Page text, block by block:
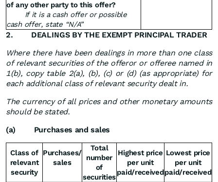
of any other party to this offer?
If it is a cash offer or possible
cash offer, state “N/A”
2. DEALINGS BY THE EXEMPT PRINCIPAL TRADER
Where there have been dealings in more than one class
of relevant securities of the offeror or offeree named in
1(b), copy table 2(a), (b), (c) or (d) (as appropriate) for
each additional class of relevant security dealt in.
The currency of all prices and other monetary amounts
should be stated.
(a) Purchases and sales
Class of
relevant
security
Purchases/
sales
Total
number
of
securities
Highest price
per unit
paid/received
Lowest price
per unit
paid/received